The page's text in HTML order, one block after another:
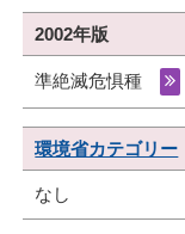
2002年版
準絶滅危惧種
環境省カテゴリー
なし